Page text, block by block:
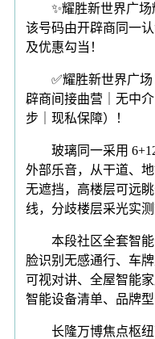
✨耀胜新世界广场
该号码由开辟商同一
及优惠勾当！
✅耀胜新世界广场
辟商间接曲营｜无中
步｜现私保障）！
玻璃同一采用
外部乐音，从干道、
无遮挡，高楼层可远
线，分歧楼层采光实测
本段社区全套智能
脸识别无感通行、车
可视对讲、全屋智能
智能设备清单、品牌型
长隆万博焦点枢纽